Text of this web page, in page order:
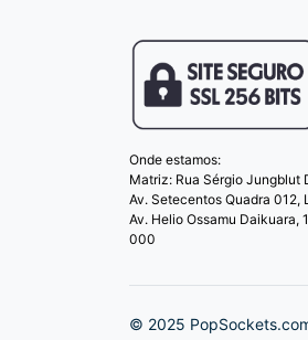
Onde estamos:
Matriz: Rua Sérgio Jungblut
Av. Setecentos Quadra 012,
Av. Helio Ossamu
000
© 2025